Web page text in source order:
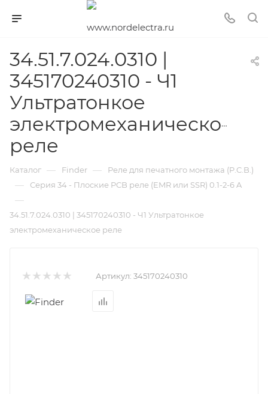
34.51.7.024.0310 |
345170240310 - Ч1
Ультратонкое
электромеханическое
реле
Каталог — Finder — Реле для печатного монтажа (P.C.B.)
— Серия 34 - Плоские PCB реле (EMR или SSR) 0.1-2-6 A
—
34.51.7.024.0310 | 345170240310 - Ч1 Ультратонкое
электромеханическое реле
Артикул: 345170240310